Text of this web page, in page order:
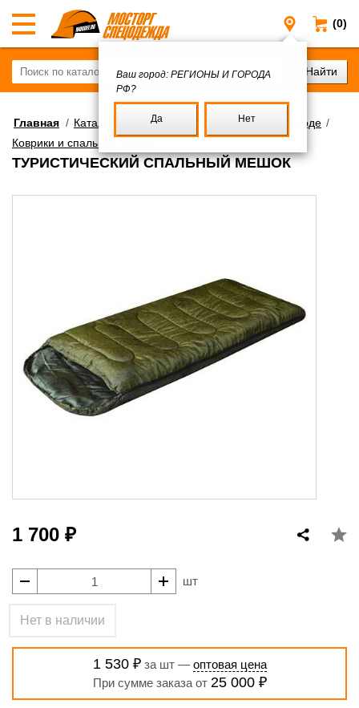
(0)
Регионы
Ваш город: РЕГИОНЫ И ГОРОДА
РФ?
Да Нет
Главная / Каталог Снаряжение для отдыха на природе /
Коврики и спальные мешки
ТУРИСТИЧЕСКИЙ СПАЛЬНЫЙ МЕШОК
1 700 ₽
шт
Нет в наличии
1 530 ₽за шт — оптовая цена
При сумме заказа от 25 000 ₽